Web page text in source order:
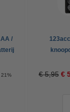
/
21%
€ 5,95 €